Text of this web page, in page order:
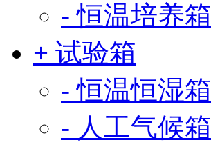
- 恒温培养箱
+ 试验箱
- 恒温恒湿箱
- 人工气候箱